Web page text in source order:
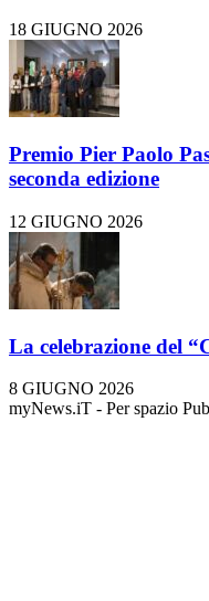
18 GIUGNO 2026
Premio Pier Paolo
seconda edizione
12 GIUGNO 2026
La celebrazione del
8 GIUGNO 2026
myNews.iT - Per spazio